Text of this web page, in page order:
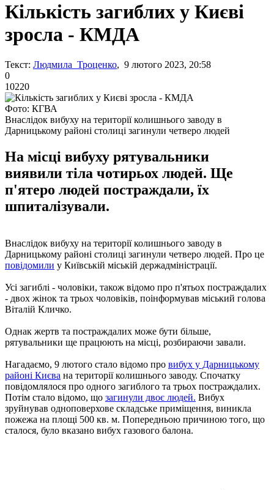
Кількість загиблих у Києві
зросла - КМДА
Текст: Людмила Троценко, 9 лютого 2023, 20:58
0
10220
Фото: КГВА
Внаслідок вибуху на території колишнього заводу в
Дарницькому районі столиці загинули четверо людей
На місці вибуху рятувальники
виявили тіла чотирьох людей. Ще
п'ятеро людей постраждали, їх
шпиталізували.
Внаслідок вибуху на території колишнього заводу в
Дарницькому районі столиці загинули четверо людей. Про це
повідомили у Київській міській держадміністрації.
Усі загиблі - чоловіки, також відомо про п'ятьох постраждалих
- двох жінок та трьох чоловіків, поінформував міський голова
Віталій Кличко.
Однак жертв та постраждалих може бути більше,
рятувальники ще працюють на місці, розбираючи завали.
Нагадаємо, 9 лютого стало відомо про вибух у Дарницькому
районі Києва на території колишнього заводу. Спочатку
повідомлялося про одного загиблого та трьох постраждалих.
Потім стало відомо, що загинули двоє людей. Вибух
зруйнував одноповерхове складське приміщення, виникла
пожежа на площі 500 кв. м. Попередньою причиною того, що
сталося, було вказано вибух газового балона.